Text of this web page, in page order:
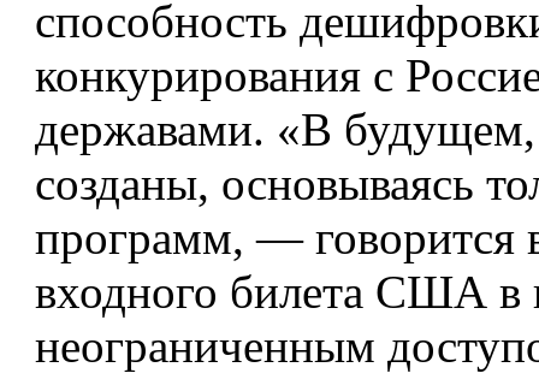
способность
конкурирования с
державами. «В
созданы, основываясь
программ, — говорится
входного билета США в
неограниченным